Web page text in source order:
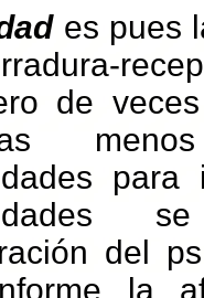
es pues
de
del
la